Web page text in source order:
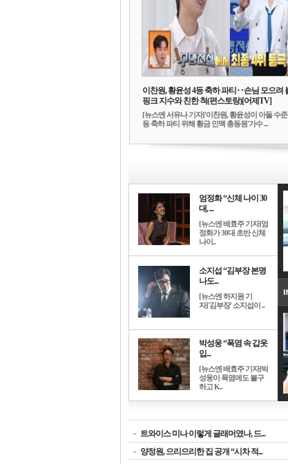
이찬원, 황윤성 4등 축하 파티‥손님 모으려
핑크 지수와 친한 척(편스토랑)[어제TV]
[뉴스엔 서유나 기자]'이찬원, 황윤성이 아들 수
등 축하 파티 위해 황금 인맥 총동원'가수 ...
엄정화 “신체 나이 30
대, ...
[뉴스엔 배효주 기자]엄
정화가 30대 초반 신체
나이..
소지섭 “김부장 본명
나도...
[뉴스엔 하지원 기
자]'김부장' 소지섭이 ..
박성웅 “폭염 속 갑옷
입...
[뉴스엔 배효주 기자]박
성웅이 폭염에도 불구
하고 K..
- 트와이스 미나 이렇게 글래머였나, 드...
- 양정원, 으리으리한 집 공개 “시차 적...